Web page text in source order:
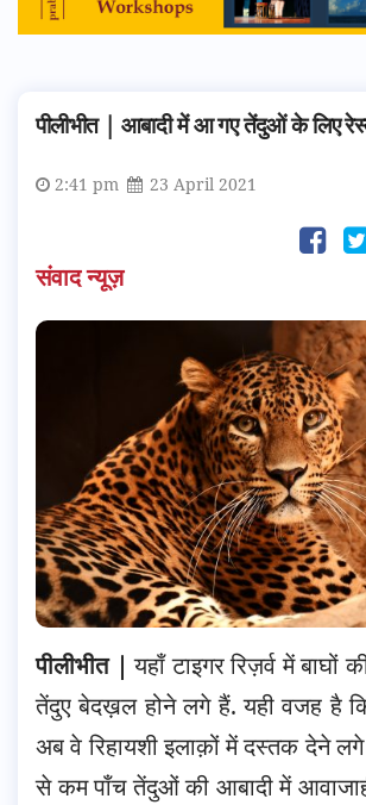
पीलीभीत | आबादी में आ गए तेंदुओं के लिए
2:41 pm 23 April 2021
संवाद न्यूज़
पीलीभीत | यहाँ टाइगर रिज़र्व में बाघों
तेंदुए बेदख़ल होने लगे हैं. यही वजह है
अब वे रिहायशी इलाक़ों में दस्तक देने
से कम पाँच तेंदुओं की आबादी में